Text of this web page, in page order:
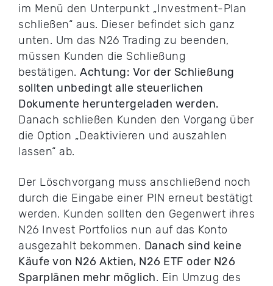
im Menü den Unterpunkt „Investment-Plan
schließen“ aus. Dieser befindet sich ganz
unten. Um das N26 Trading zu beenden,
müssen Kunden die Schließung
bestätigen. Achtung: Vor der Schließung
sollten unbedingt alle steuerlichen
Dokumente heruntergeladen werden.
Danach schließen Kunden den Vorgang über
die Option „Deaktivieren und auszahlen
lassen“ ab.
Der Löschvorgang muss anschließend noch
durch die Eingabe einer PIN erneut bestätigt
werden. Kunden sollten den Gegenwert ihres
N26 Invest Portfolios nun auf das Konto
ausgezahlt bekommen. Danach sind keine
Käufe von N26 Aktien, N26 ETF oder N26
Sparplänen mehr möglich. Ein Umzug des